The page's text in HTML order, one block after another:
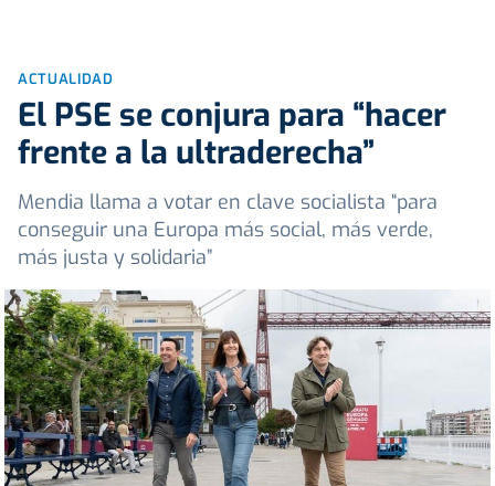
ACTUALIDAD
El PSE se conjura para “hacer
frente a la ultraderecha”
Mendia llama a votar en clave socialista “para
conseguir una Europa más social, más verde,
más justa y solidaria”